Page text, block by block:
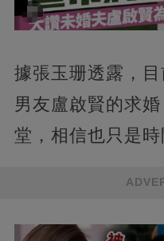
據張玉珊透露，
男友盧啟賢的求
堂，相信也只是時